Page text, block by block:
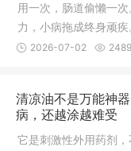
用一次，肠道偷懒一
力，小病拖成终身顽疾
2026-07-02 2489
清凉油不是万能神
病，还越涂越难受
它是刺激性外用药剂